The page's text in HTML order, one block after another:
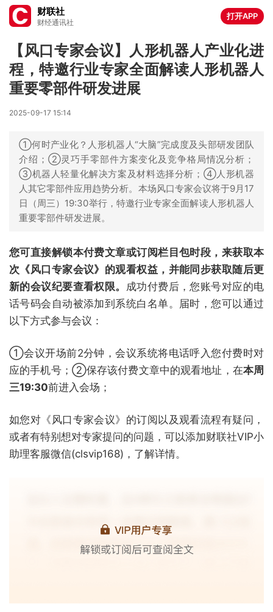
财联社
财经通讯社
打开APP
【风口专家会议】人形机器人产业化进
程，特邀行业专家全面解读人形机器人
重要零部件研发进展
2025-09-17 15:14
①何时产业化？人形机器人“大脑”完成度及头部研发团队
介绍；②灵巧手零部件方案变化及竞争格局情况分析；
③机器人轻量化解决方案及材料选择分析；④人形机器
人其它零部件应用趋势分析。本场风口专家会议将于9月17
日（周三）19:30举行，特邀行业专家全面解读人形机器人
重要零部件研发进展。
您可直接解锁本付费文章或订阅栏目包时段，来获取本
次《风口专家会议》的观看权益，并能同步获取随后更
新的会议纪要查看权限。 成功付费后，您账号对应的电
话号码会自动被添加到系统白名单。届时，您可以通过
以下方式参与会议：
①会议开场前2分钟，会议系统将电话呼入您付费时对
应的手机号；②保存该付费文章中的观看地址，在本周
三19:30前进入会场；
如您对《风口专家会议》的订阅以及观看流程有疑问，
或者有特别想对专家提问的问题，可以添加财联社VIP小
助理客服微信(clsvip168)，了解详情。